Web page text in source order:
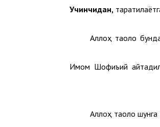
Учинчидан,
Аллоҳ таоло
Имом Шофиъий
Аллоҳ таоло